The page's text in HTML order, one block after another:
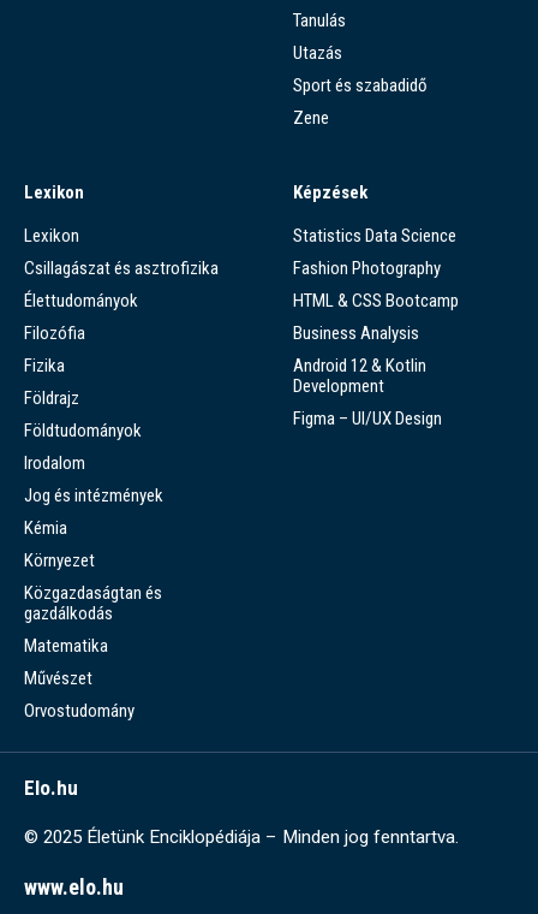
Tanulás
Utazás
Sport és szabadidő
Zene
Lexikon
Lexikon
Csillagászat és asztrofizika
Élettudományok
Filozófia
Fizika
Földrajz
Földtudományok
Irodalom
Jog és intézmények
Kémia
Környezet
Közgazdaságtan és
gazdálkodás
Matematika
Művészet
Orvostudomány
Képzések
Statistics Data Science
Fashion Photography
HTML & CSS Bootcamp
Business Analysis
Android 12 & Kotlin
Development
Figma – UI/UX Design
Elo.hu
© 2025 Életünk Enciklopédiája – Minden jog fenntartva.
www.elo.hu